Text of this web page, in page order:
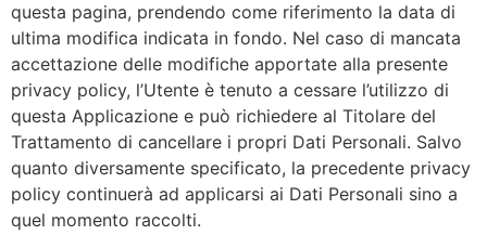
questa pagina, prendendo come riferimento la data di
ultima modifica indicata in fondo. Nel caso di mancata
accettazione delle modifiche apportate alla presente
privacy policy, l’Utente è tenuto a cessare l’utilizzo di
questa Applicazione e può richiedere al Titolare del
Trattamento di cancellare i propri Dati Personali. Salvo
quanto diversamente specificato, la precedente privacy
policy continuerà ad applicarsi ai Dati Personali sino a
quel momento raccolti.